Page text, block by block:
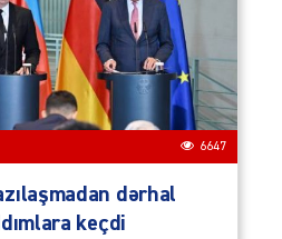
6647
dərhal
keçdi